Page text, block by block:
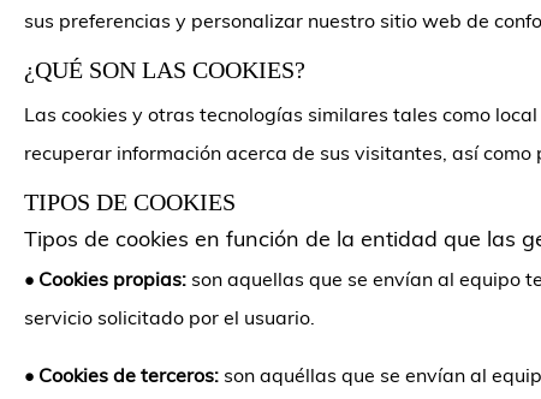
sus preferencias y personalizar nuestro sitio web de
¿QUÉ SON LAS COOKIES?
Las cookies y otras tecnologías similares tales como
recuperar información acerca de sus visitantes, así
TIPOS DE COOKIES
Tipos de cookies en función de la entidad que las
• Cookies propias: son aquellas que se envían al equipo
servicio solicitado por el usuario.
• Cookies de terceros: son aquéllas que se envían al